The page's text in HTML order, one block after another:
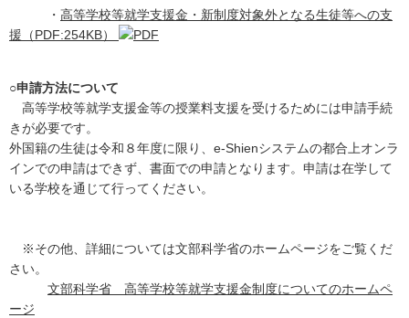
・ 高等学校等就学支援金・新制度対象外となる生徒等への支
援（PDF:254KB）
○申請方法について
高等学校等就学支援金等の授業料支援を受けるためには申請手続
きが必要です。
外国籍の生徒は令和８年度に限り、e-Shienシステムの都合上オンラ
インでの申請はできず、書面での申請となります。申請は在学して
いる学校を通じて行ってください。
※その他、詳細については文部科学省のホームページをご覧くだ
さい。
文部科学省 高等学校等就学支援金制度についてのホームペ
ージ